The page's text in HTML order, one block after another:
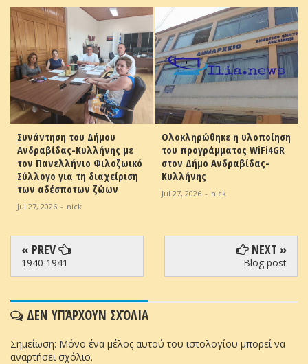
Συνάντηση του Δήμου
Ανδραβίδας-Κυλλήνης με
τον Πανελλήνιο Φιλοζωικό
Σύλλογο για τη διαχείριση
των αδέσποτων ζώων
Jul 27, 2026 - nick
Ολοκληρώθηκε η υλοποίηση
του προγράμματος WiFi4GR
στον Δήμο Ανδραβίδας-
Κυλλήνης
Jul 27, 2026 - nick
« PREV
1940 1941
NEXT »
Blog post
ΔΕΝ ΥΠΆΡΧΟΥΝ ΣΧΌΛΙΑ
Σημείωση: Μόνο ένα μέλος αυτού του ιστολογίου μπορεί να
αναρτήσει σχόλιο.